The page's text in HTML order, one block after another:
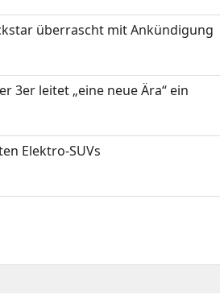
überrascht mit Ankündigung
3er leitet „eine neue Ära“ ein
Elektro-SUVs